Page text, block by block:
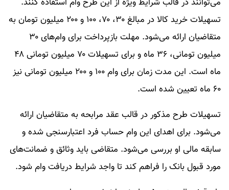
تسهیلات خرید کالا در مبالغ ۳۰، ۷۰، ۱۰۰ و ۲۰۰ میلیون تومان به
متقاضیان ارائه می‌شود. مهلت بازپرداخت برای وام‌های ۳۰
میلیون تومانی، ۳۶ ماه و برای تسهیلات ۷۰ میلیون تومانی ۴۸
ماه است. این مدت زمان برای وام ۱۰۰ و ۲۰۰ میلیون تومانی نیز
۶۰ ماه تعیین شده است.
تسهیلات طرح مذکور در قالب عقد مرابحه به متقاضیان ارائه
می‌شود. برای اهدای این وام حساب فرد اعتبارسنجی شده و
سابقه مالی او بررسی می‌شود. متقاضی باید وثائق و ضمانت‌های
مورد قبول بانک را فراهم کند تا واجد شرایط دریافت وام شود.